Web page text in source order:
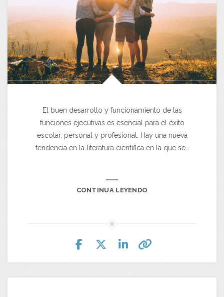
El buen desarrollo y funcionamiento de las
funciones ejecutivas es esencial para el éxito
escolar, personal y profesional. Hay una nueva
tendencia en la literatura científica en la que se…
CONTINUA LEYENDO